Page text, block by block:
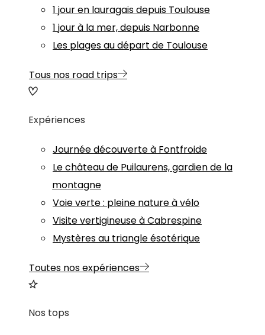
1 jour en lauragais depuis Toulouse
1 jour à la mer, depuis Narbonne
Les plages au départ de Toulouse
Tous nos road trips
Expériences
Journée découverte à Fontfroide
Le château de Puilaurens, gardien de la
montagne
Voie verte : pleine nature à vélo
Visite vertigineuse à Cabrespine
Mystères au triangle ésotérique
Toutes nos expériences
Nos tops